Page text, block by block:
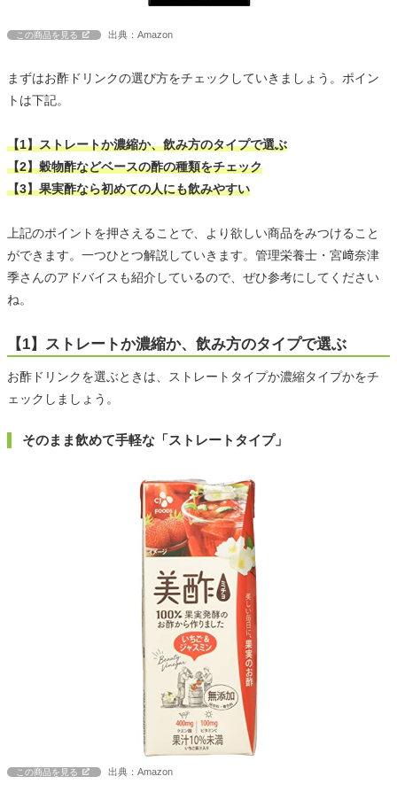
この商品を見る 出典：Amazon
まずはお酢ドリンクの選び方をチェックしていきましょう。ポイン
トは下記。
【1】ストレートか濃縮か、飲み方のタイプで選ぶ
【2】穀物酢などベースの酢の種類をチェック
【3】果実酢なら初めての人にも飲みやすい
上記のポイントを押さえることで、より欲しい商品をみつけること
ができます。一つひとつ解説していきます。管理栄養士・宮﨑奈津
季さんのアドバイスも紹介しているので、ぜひ参考にしてください
ね。
【1】ストレートか濃縮か、飲み方のタイプで選ぶ
お酢ドリンクを選ぶときは、ストレートタイプか濃縮タイプかをチ
ェックしましょう。
そのまま飲めて手軽な「ストレートタイプ」
この商品を見る 出典：Amazon